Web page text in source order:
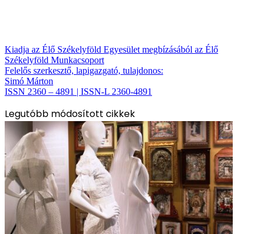
Kiadja az Élő Székelyföld Egyesület megbízásából az Élő
Székelyföld Munkacsoport
Felelős szerkesztő, lapigazgató, tulajdonos:
Simó Márton
ISSN 2360 – 4891 | ISSN-L 2360-4891
Legutóbb módosított cikkek